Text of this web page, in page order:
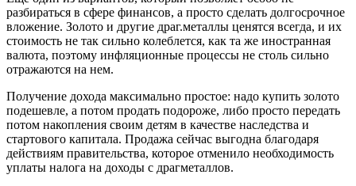
разбираться в сфере финансов, а просто сделать долгосрочное
вложение. Золото и другие драг.металлы ценятся всегда, и их
стоимость не так сильно колеблется, как та же иностранная
валюта, поэтому инфляционные процессы не столь сильно
отражаются на нем.
Получение дохода максимально простое: надо купить золото
подешевле, а потом продать подороже, либо просто передать
потом накопления своим детям в качестве наследства и
стартового капитала. Продажа сейчас выгодна благодаря
действиям правительства, которое отменило необходимость
уплаты налога на доходы с драгметаллов.